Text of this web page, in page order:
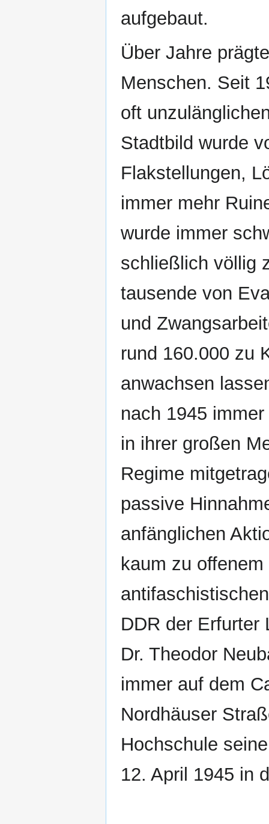
aufgebaut.
Über Jahre
Menschen. Seit
oft
Stadtbild wurde
Flakstellungen,
immer mehr
wurde immer
schließlich völlig
tausende von
und
rund 160.000 zu
anwachsen
nach 1945
in ihrer großen
Regime
passive
anfänglichen
kaum zu
DDR der Erfurter
Dr. Theodor
immer auf dem
Nordhäuser
Hochschule
12. April 1945 in